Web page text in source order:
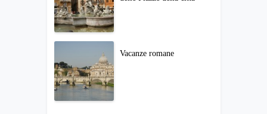
Vacanze romane